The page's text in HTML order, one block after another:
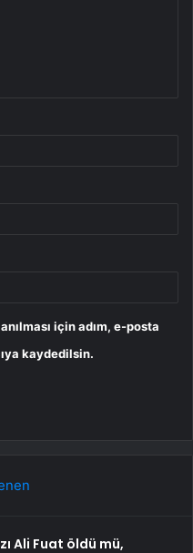
için adım, e-posta
kaydedilsin.
Ali Fuat öldü mü,